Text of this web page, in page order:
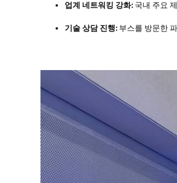
업계 네트워킹 강화: 국내 주요
기술 상담 진행: 부스를 방문한